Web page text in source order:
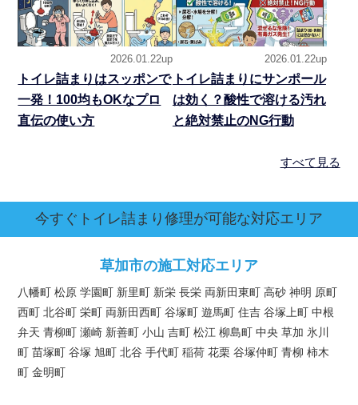
2026.01.22up
トイレ詰まりはスッポンで
一発！100均もOKなプロ
直伝の使い方
2026.01.22up
トイレ詰まりにサンポール
は効く？酸性で溶ける汚れ
と絶対禁止のNG行動
すべて見る
今すぐトイレ詰まり修理が可能な対応エリア
草加市の施工対応エリア
八幡町 松原 学園町 新里町 新栄 長栄 両新田東町 高砂 神明 原町
西町 北谷町 栄町 両新田西町 谷塚町 遊馬町 住吉 谷塚上町 中根
弁天 青柳町 瀬崎 新善町 小山 吉町 松江 柳島町 中央 草加 氷川
町 苗塚町 谷塚 旭町 北谷 手代町 稲荷 花栗 谷塚仲町 青柳 柿木
町 金明町